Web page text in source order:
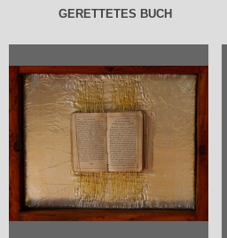
GERETTETES BUCH